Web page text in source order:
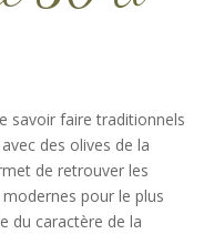
savoir faire traditionnels
des olives de la
de retrouver les
pour le plus
du caractère de la